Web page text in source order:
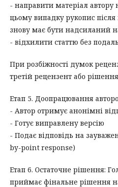
- направити матеріал
цьому випадку рукопис
знову має бути надсиланий
- відхилити статтю без
При розбіжності думок
третій рецензент або
Етап 5. Доопрацювання
- Автор отримує анонімні
- Готує виправлену версію
- Подає відповідь на
by-point response)
Етап 6. Остаточне рішення:
приймає фінальне рішення